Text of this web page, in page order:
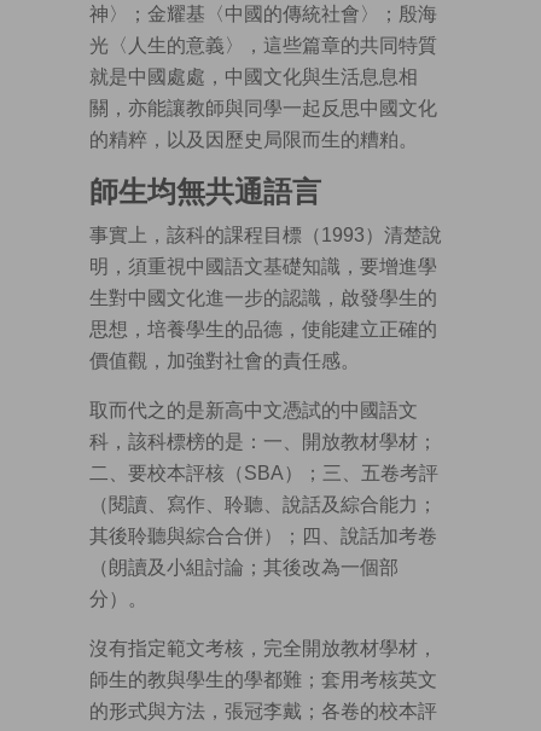
神〉；金耀基〈中國的傳統社會〉；殷海
光〈人生的意義〉，這些篇章的共同特質
就是中國處處，中國文化與生活息息相
關，亦能讓教師與同學一起反思中國文化
的精粹，以及因歷史局限而生的糟粕。
師生均無共通語言
事實上，該科的課程目標（1993）清楚說
明，須重視中國語文基礎知識，要增進學
生對中國文化進一步的認識，啟發學生的
思想，培養學生的品德，使能建立正確的
價值觀，加強對社會的責任感。
取而代之的是新高中文憑試的中國語文
科，該科標榜的是：一、開放教材學材；
二、要校本評核（SBA）；三、五卷考評
（閱讀、寫作、聆聽、說話及綜合能力；
其後聆聽與綜合合併）；四、說話加考卷
（朗讀及小組討論；其後改為一個部
分）。
沒有指定範文考核，完全開放教材學材，
師生的教與學生的學都難；套用考核英文
的形式與方法，張冠李戴；各卷的校本評